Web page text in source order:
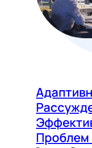
Проблем